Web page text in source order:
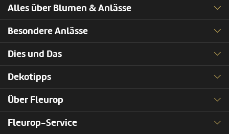
Alles über Blumen & Anlässe
Besondere Anlässe
Dies und Das
Dekotipps
Über Fleurop
Fleurop-Service